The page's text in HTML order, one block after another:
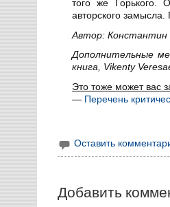
того же Горького.
авторского
Автор: Константин
Дополнительные
книга, Vikenty
Это тоже может вас
— Перечень
Оставить
Добавить